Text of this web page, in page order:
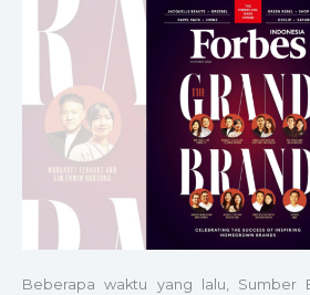
Beberapa waktu yang lalu, Sumber